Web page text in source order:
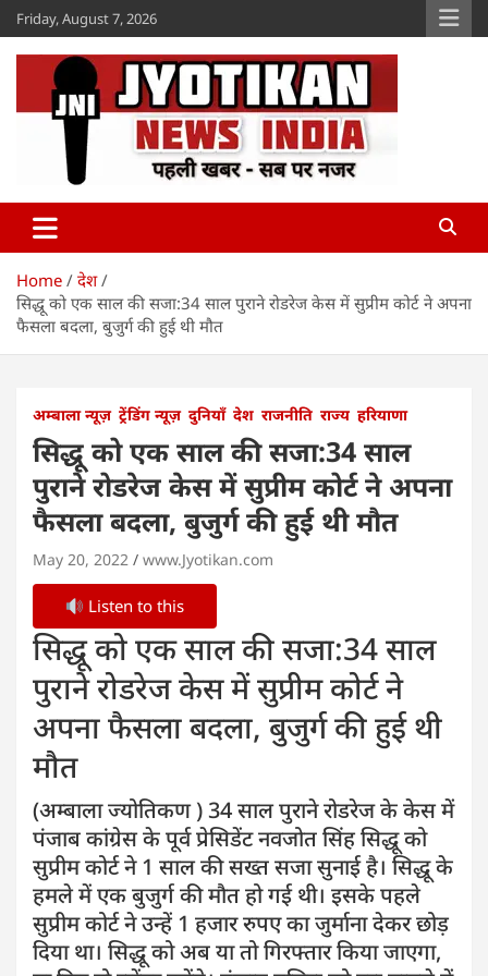
Skip
to
content
Friday, August 7, 2026
Jyotikan
Home
देश
सिद्धू को एक साल की सजा:34 साल पुराने रोडरेज केस में सुप्रीम कोर्ट ने अपना
फैसला बदला, बुजुर्ग की हुई थी मौत
अम्बाला न्यूज़ ट्रेंडिंग न्यूज़ दुनियाँ देश राजनीति राज्य हरियाणा
सिद्धू को एक साल की सजा:34 साल
पुराने रोडरेज केस में सुप्रीम कोर्ट ने अपना
फैसला बदला, बुजुर्ग की हुई थी मौत
May 20, 2022 www.Jyotikan.com
Listen to this
सिद्धू को एक साल की सजा:34 साल
पुराने रोडरेज केस में सुप्रीम कोर्ट ने
अपना फैसला बदला, बुजुर्ग की हुई थी
मौत
(अम्बाला ज्योतिकण ) 34 साल पुराने रोडरेज के केस में
पंजाब कांग्रेस के पूर्व प्रेसिडेंट नवजोत सिंह सिद्धू को
सुप्रीम कोर्ट ने 1 साल की सख्त सजा सुनाई है। सिद्धू के
हमले में एक बुजुर्ग की मौत हो गई थी। इसके पहले
सुप्रीम कोर्ट ने उन्हें 1 हजार रुपए का जुर्माना देकर छोड़
दिया था। सिद्धू को अब या तो गिरफ्तार किया जाएगा,